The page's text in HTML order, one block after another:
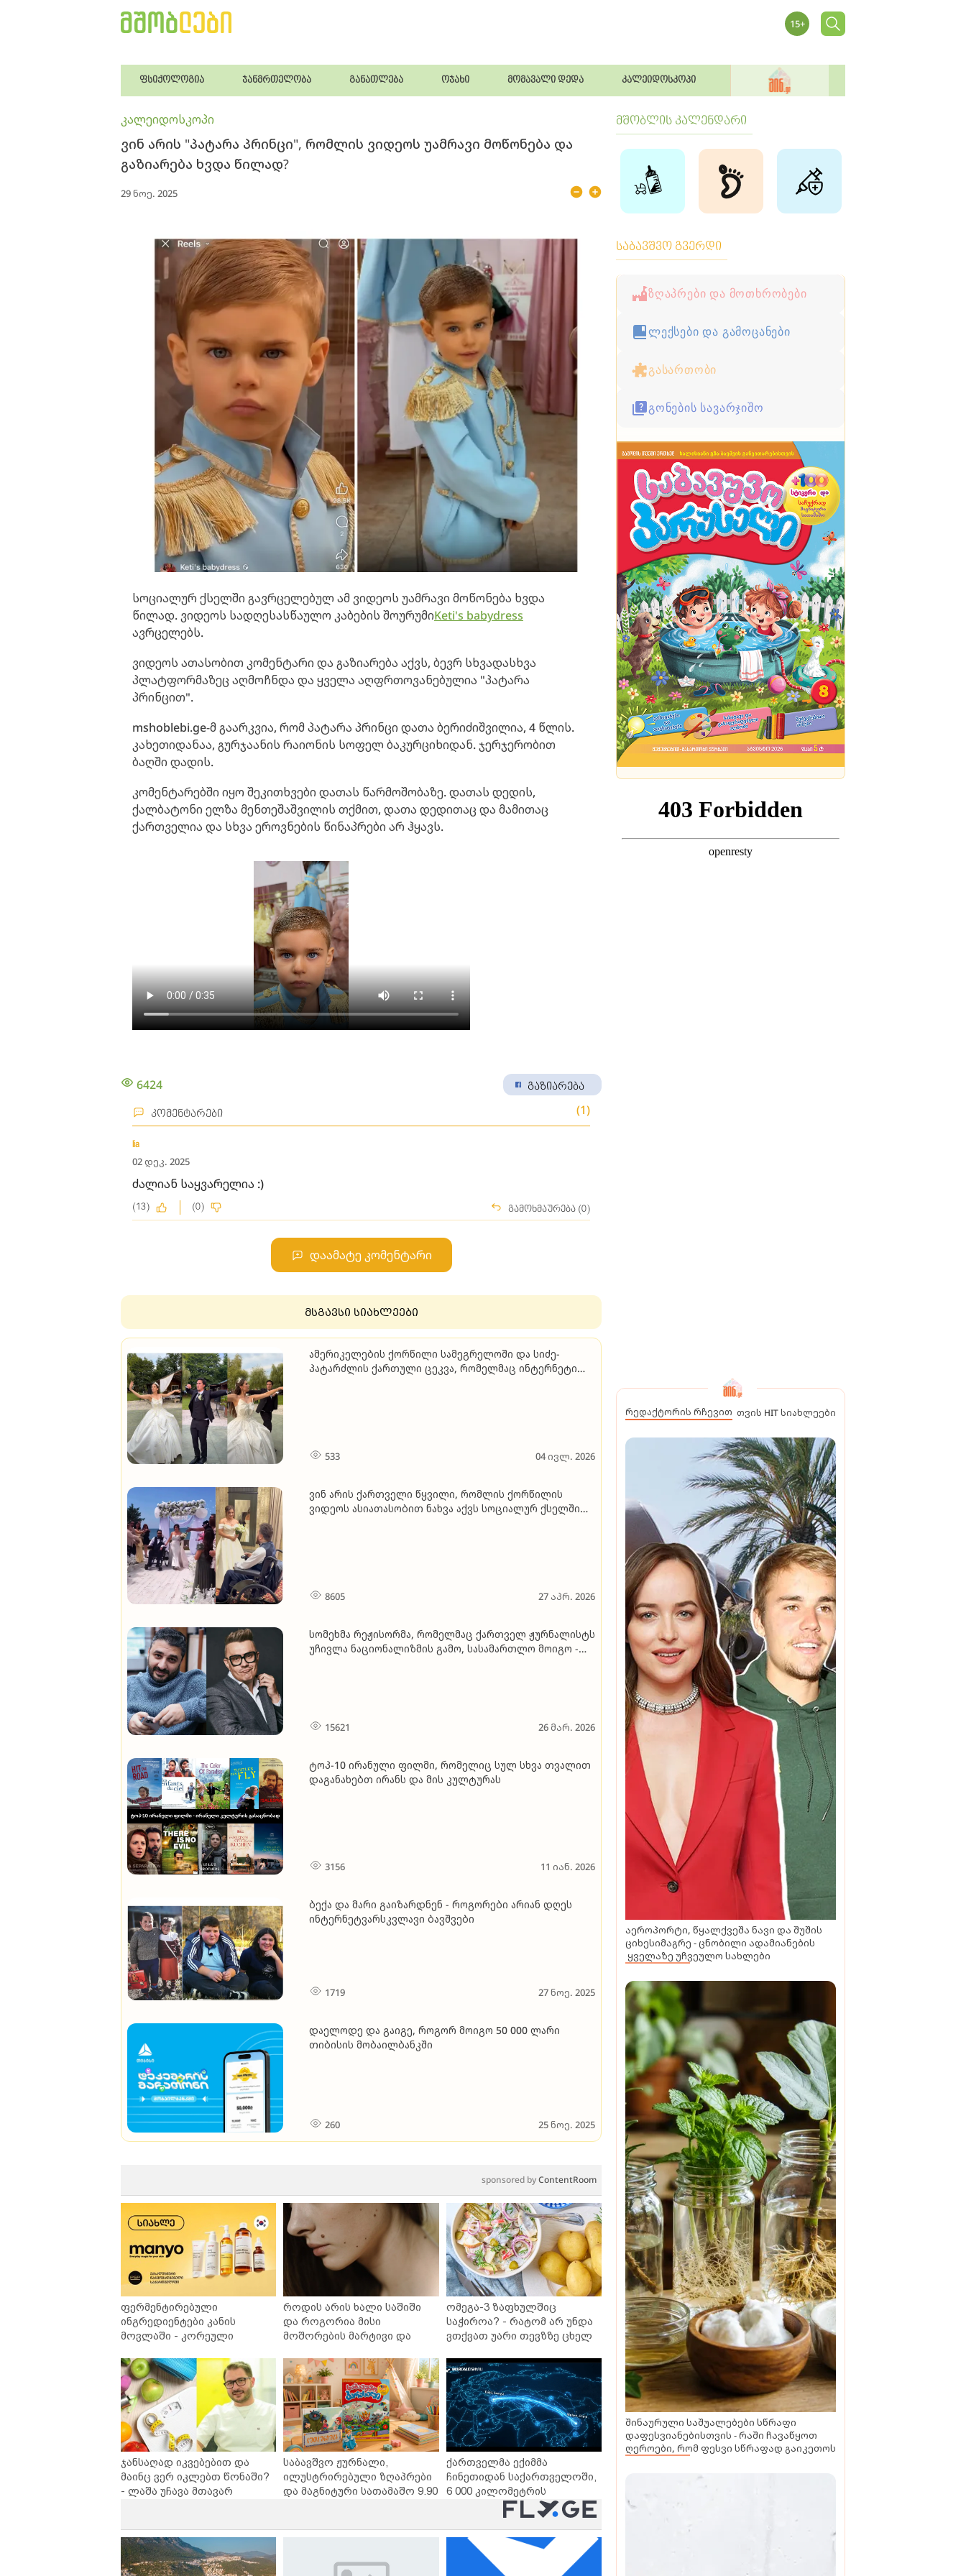
ფსიქოლოგია ჯანმრთელობა განათლება ოჯახი მომავალი დედა კალეიდოსკოპი
კალეიდოსკოპი
ვინ არის "პატარა პრინცი", რომლის ვიდეოს უამრავი მოწონება და
გაზიარება ხვდა წილად?
29 ნოე. 2025
სოციალურ ქსელში გავრცელებულ ამ ვიდეოს უამრავი მოწონება ხვდა
წილად. ვიდეოს სადღესასწაულო კაბების შოურუმიKeti's babydress
ავრცელებს.
ვიდეოს ათასობით კომენტარი და გაზიარება აქვს, ბევრ სხვადასხვა
პლატფორმაზეც აღმოჩნდა და ყველა აღფრთოვანებულია "პატარა
პრინცით".
mshoblebi.ge-მ გაარკვია, რომ პატარა პრინცი დათა ბერიძიშვილია, 4 წლის.
კახეთიდანაა, გურჯაანის რაიონის სოფელ ბაკურციხიდან. ჯერჯერობით
ბაღში დადის.
კომენტარებში იყო შეკითხვები დათას წარმოშობაზე. დათას დედის,
ქალბატონი ელზა მენთეშაშვილის თქმით, დათა დედითაც და მამითაც
ქართველია და სხვა ეროვნების წინაპრები არ ჰყავს.
6424 გაზიარება
კომენტარები (1)
lia
02 დეკ. 2025
ძალიან საყვარელია :)
(13) (0) გამოხმაურება (0)
დაამატე კომენტარი
მსგავსი სიახლეები
ამერიკელების ქორწილი სამეგრელოში და სიძე-
პატარძლის ქართული ცეკვა, რომელმაც ინტერნეტი
533 04 ივლ. 2026
ვინ არის ქართველი წყვილი, რომლის ქორწილის
ვიდეოს ასიათასობით ნახვა აქვს სოციალურ ქსელში
8605 27 აპრ. 2026
სომეხმა რეჟისორმა, რომელმაც ქართველ ჟურნალისტს
უჩივლა ნაციონალიზმის გამო, სასამართლო მოიგო -
15621 26 მარ. 2026
ტოპ-10 ირანული ფილმი, რომელიც სულ სხვა თვალით
დაგანახებთ ირანს და მის კულტურას
3156 11 იან. 2026
ბექა და მარი გაიზარდნენ - როგორები არიან დღეს
ინტერნეტვარსკვლავი ბავშვები
1719 27 ნოე. 2025
დაელოდე და გაიგე, როგორ მოიგო 50 000 ლარი
თიბისის მობაილბანკში
260 25 ნოე. 2025
sponsored byContentRoom
ფერმენტირებული
ინგრედიენტები კანის
მოვლაში - კორეული
საქართველოშია
როდის არის ხალი საშიში
და როგორია მისი
მოშორების მარტივი და
ომეგა-3 ზაფხულშიც
საჭიროა? - რატომ არ უნდა
ვთქვათ უარი თევზზე ცხელ
ჯანსაღად იკვებებით და
მაინც ვერ იკლებთ წონაში?
- ლაშა უჩავა მთავარ
საბავშვო ჟურნალი,
ილუსტრირებული ზღაპრები
და მაგნიტური სათამაშო 9.90
სერია დაიწყო
ქართველმა ექიმმა
ჩინეთიდან საქართველოში,
6 000 კილომეტრის
დაშორებით,
ტელერობოტული ოპერაცია
ჩაატარა - ისტორია
დაწერილია
მშობლის კალენდარი
საბავშვო გვერდი
ზღაპრები და მოთხრობები
ლექსები და გამოცანები
გასართობი
გონების სავარჯიშო
რედაქტორის რჩევით თვის HIT სიახლეები
აეროპორტი, წყალქვეშა ნავი და შუშის
ციხესიმაგრე - ცნობილი ადამიანების
ყველაზე უჩვეულო სახლები
შინაურული საშუალებები სწრაფი
დაფესვიანებისთვის - რაში ჩავაწყოთ
ღეროები, რომ ფესვი სწრაფად გაიკეთოს